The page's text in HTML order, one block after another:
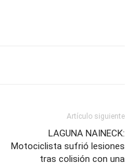
Artículo siguiente
LAGUNA NAINECK:
Motociclista sufrió lesiones
tras colisión con una